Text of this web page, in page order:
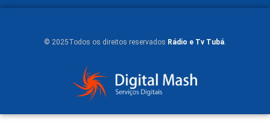
© 2025Todos os direitos reservados Rádio e Tv Tubá.